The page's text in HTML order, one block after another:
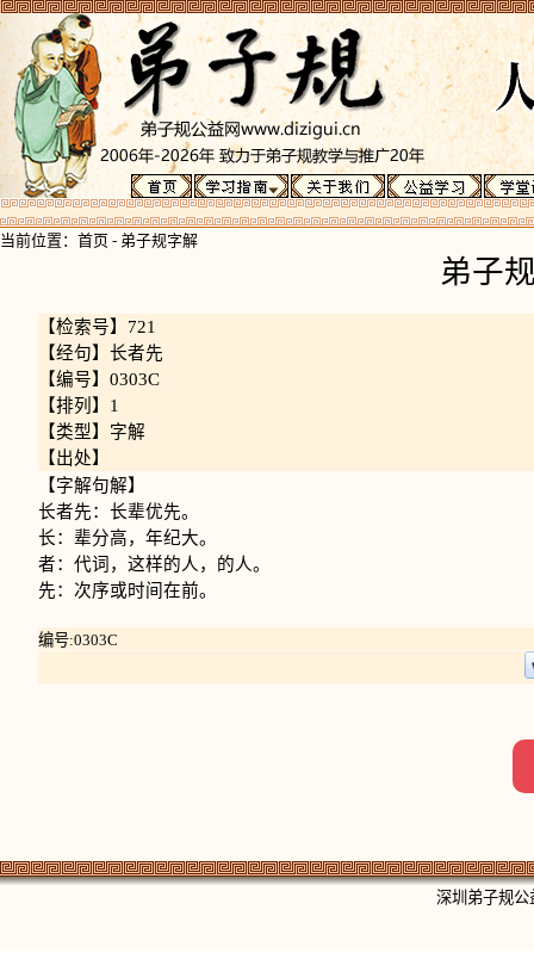
当前位置： 首页 - 弟子规字解
弟子
【检索号】721
【经句】长者先
【编号】0303C
【排列】1
【类型】字解
【出处】
【字解句解】
长者先：长辈优先。
长：辈分高，年纪大。
者：代词，这样的人，的人。
先：次序或时间在前。
编号:0303C
深圳弟子规